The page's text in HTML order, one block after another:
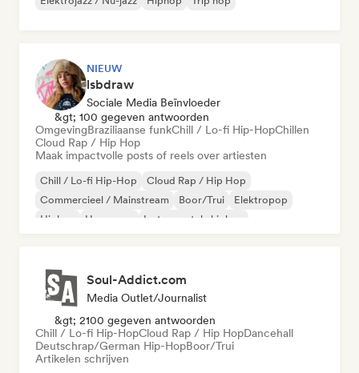
NIEUW
lsbdraw
Sociale Media Beïnvloeder
&gt; 100 gegeven antwoorden
OmgevingBraziliaanse funkChill / Lo-fi Hip-HopChillen
Cloud Rap / Hip Hop
Maak impactvolle posts of reels over artiesten
Chill / Lo-fi Hip-Hop
Cloud Rap / Hip Hop
Commercieel / Mainstream
Boor/Trui
Elektropop
Hiphop
Hyperpop Instrumentale hiphop
Soul-Addict.com
Media Outlet/Journalist
&gt; 2100 gegeven antwoorden
Chill / Lo-fi Hip-HopCloud Rap / Hip HopDancehall
Deutschrap/German Hip-HopBoor/Trui
Artikelen schrijven